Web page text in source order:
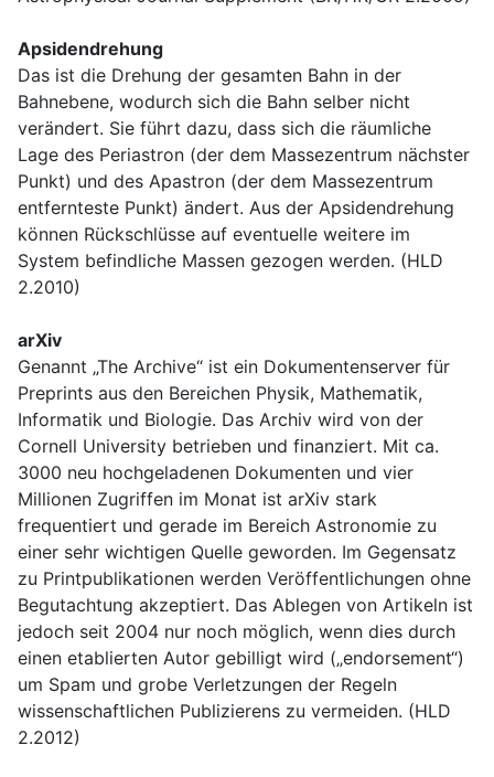
Apsidendrehung
Das ist die Drehung der gesamten Bahn in der
Bahnebene, wodurch sich die Bahn selber nicht
verändert. Sie führt dazu, dass sich die räumliche
Lage des Periastron (der dem Massezentrum nächster
Punkt) und des Apastron (der dem Massezentrum
entfernteste Punkt) ändert. Aus der Apsidendrehung
können Rückschlüsse auf eventuelle weitere im
System befindliche Massen gezogen werden. (HLD
2.2010)
arXiv
Genannt „The Archive“ ist ein Dokumentenserver für
Preprints aus den Bereichen Physik, Mathematik,
Informatik und Biologie. Das Archiv wird von der
Cornell University betrieben und finanziert. Mit ca.
3000 neu hochgeladenen Dokumenten und vier
Millionen Zugriffen im Monat ist arXiv stark
frequentiert und gerade im Bereich Astronomie zu
einer sehr wichtigen Quelle geworden. Im Gegensatz
zu Printpublikationen werden Veröffentlichungen ohne
Begutachtung akzeptiert. Das Ablegen von Artikeln ist
jedoch seit 2004 nur noch möglich, wenn dies durch
einen etablierten Autor gebilligt wird („endorsement“)
um Spam und grobe Verletzungen der Regeln
wissenschaftlichen Publizierens zu vermeiden. (HLD
2.2012)